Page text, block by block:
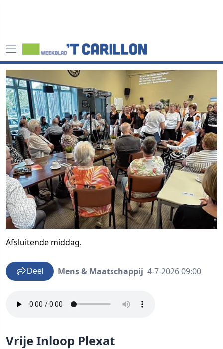
Afsluitende middag.
Deel Mens & Maatschappij 4-7-2026 09:00
Vrije Inloop Plexat